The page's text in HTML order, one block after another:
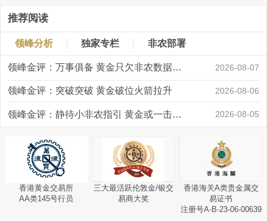
推荐阅读
领峰分析 独家专栏 非农部署
领峰金评：万事俱备 黄金只欠非农数据“东风” 2026-08-07
领峰金评：突破突破 黄金破位火箭拉升 2026-08-06
领峰金评：静待小非农指引 黄金或一击破局 2026-08-05
香港黄金交易所
AA类145号行员
三大最活跃伦敦金/银交
易商大奖
香港海关A类贵金属交
易证书
注册号A-B-23-06-00639